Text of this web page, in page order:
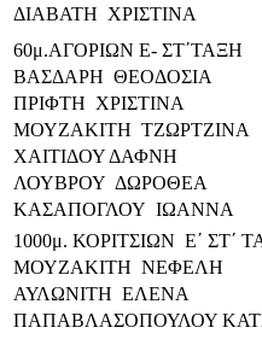
ΔΙΑΒΑΤΗ ΧΡΙΣΤΙΝΑ
60μ.ΑΓΟΡΙΩΝ Ε- ΣΤ΄ΤΑΞΗ
ΒΑΣΔΑΡΗ ΘΕΟΔΟΣΙΑ
ΠΡΙΦΤΗ ΧΡΙΣΤΙΝΑ
ΜΟΥΖΑΚΙΤΗ ΤΖΩΡΤΖΙΝΑ
ΧΑΙΤΙΔΟΥ ΔΑΦΝΗ
ΛΟΥΒΡΟΥ ΔΩΡΟΘΕΑ
ΚΑΣΑΠΟΓΛΟΥ ΙΩΑΝΝΑ
1000μ. ΚΟΡΙΤΣΙΩΝ Ε΄ ΣΤ΄
ΜΟΥΖΑΚΙΤΗ ΝΕΦΕΛΗ
ΑΥΛΩΝΙΤΗ ΕΛΕΝΑ
ΠΑΠΑΒΛΑΣΟΠΟΥΛΟΥ